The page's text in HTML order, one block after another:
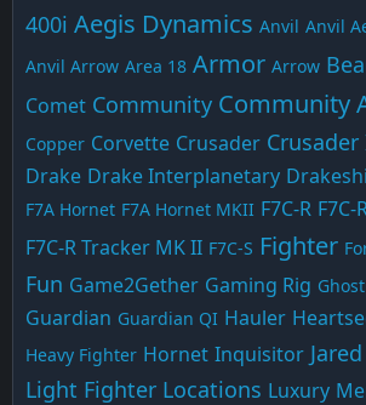
400i Aegis Dynamics Anvil Anvil
Anvil Arrow Area 18 Armor Arrow
Comet Community Community
Copper Corvette Crusader
Drake Drake Interplanetary
F7A Hornet F7A Hornet MKII F7C-R F7C-
F7C-R Tracker MK II F7C-S Fighter
Fun Game2Gether Gaming Rig Ghost
Guardian Guardian QI Hauler
Heavy Fighter Hornet Inquisitor
Light Fighter Locations Luxury